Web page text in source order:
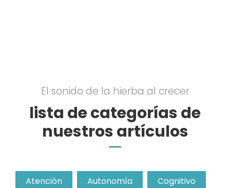
El sonido de la hierba al crecer
lista de categorías de
nuestros artículos
Atención Autonomía
Cognitivo